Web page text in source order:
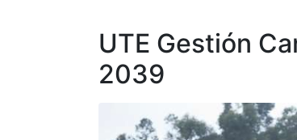
UTE Gestión
2039